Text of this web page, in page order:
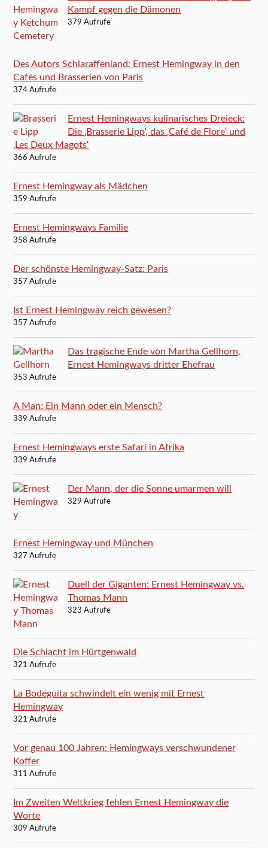
Kampf gegen die Dämonen
379 Aufrufe
Des Autors Schlaraffenland: Ernest Hemingway in den
Cafés und Brasserien von Paris
374 Aufrufe
Ernest Hemingways kulinarisches Dreieck:
Die ‚Brasserie Lipp‘, das ‚Café de Flore‘ und
‚Les Deux Magots‘
366 Aufrufe
Ernest Hemingway als Mädchen
359 Aufrufe
Ernest Hemingways Familie
358 Aufrufe
Der schönste Hemingway-Satz: Paris
357 Aufrufe
Ist Ernest Hemingway reich gewesen?
357 Aufrufe
Das tragische Ende von Martha Gellhorn,
Ernest Hemingways dritter Ehefrau
353 Aufrufe
A Man: Ein Mann oder ein Mensch?
339 Aufrufe
Ernest Hemingways erste Safari in Afrika
339 Aufrufe
Der Mann, der die Sonne umarmen will
329 Aufrufe
Ernest Hemingway und München
327 Aufrufe
Duell der Giganten: Ernest Hemingway vs.
Thomas Mann
323 Aufrufe
Die Schlacht im Hürtgenwald
321 Aufrufe
La Bodeguita schwindelt ein wenig mit Ernest
Hemingway
321 Aufrufe
Vor genau 100 Jahren: Hemingways verschwundener
Koffer
311 Aufrufe
Im Zweiten Weltkrieg fehlen Ernest Hemingway die
Worte
309 Aufrufe